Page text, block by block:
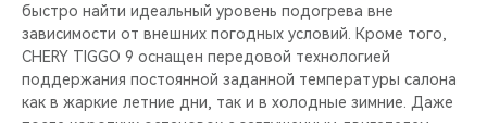
быстро найти идеальный уровень подогрева вне
зависимости от внешних погодных условий. Кроме того,
CHERY TIGGO 9 оснащен передовой технологией
поддержания постоянной заданной температуры салона
как в жаркие летние дни, так и в холодные зимние. Даже